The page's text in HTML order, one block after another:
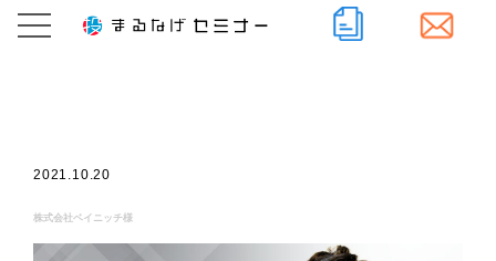
2021.10.20
株式会社ベイニッチ様